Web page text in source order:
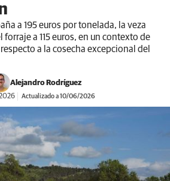
a 195 euros por tonelada, la veza
forraje a 115 euros, en un contexto de
a la cosecha excepcional del
Alejandro Rodríguez
Actualizado a 10/06/2026